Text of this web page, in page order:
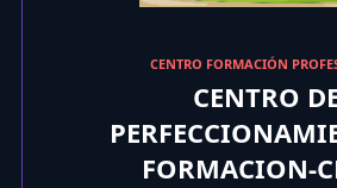
CENTRO FORMACIÓN
CENTRO
FORMACION-